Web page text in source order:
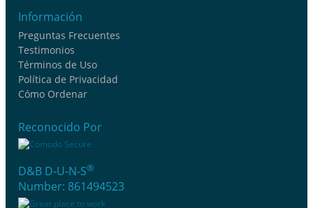
Información
Preguntas Frecuentes
Testimonios
Términos de Uso
Política de Privacidad
Cómo Ordenar
Reconocido Por
D&B D-U-N-S®
Number: 861494523